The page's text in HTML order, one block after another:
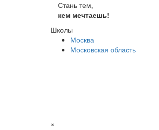
Стань тем,
кем мечтаешь!
Школы
Москва
Московская область
×